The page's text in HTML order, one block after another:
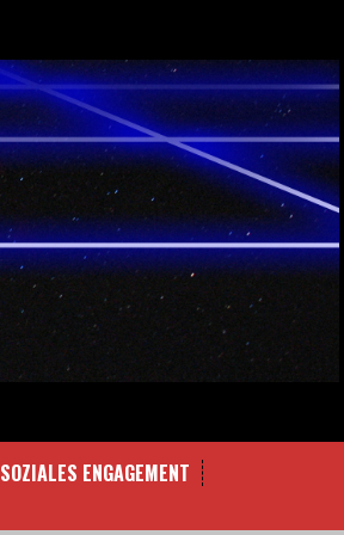
SOZIALES ENGAGEMENT